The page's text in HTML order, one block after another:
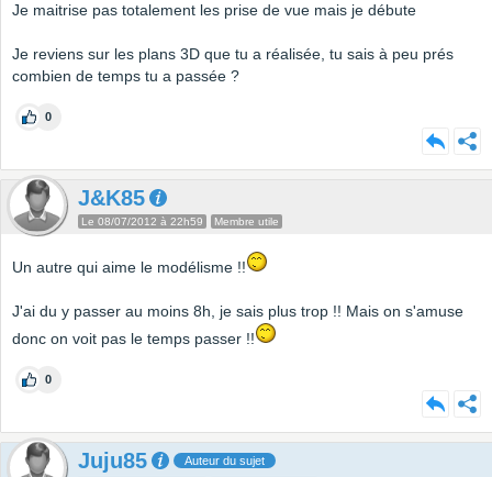
Je maitrise pas totalement les prise de vue mais je débute
Je reviens sur les plans 3D que tu a réalisée, tu sais à peu prés
combien de temps tu a passée ?
0
J&K85
Le 08/07/2012 à 22h59 Membre utile
Un autre qui aime le modélisme !!
J'ai du y passer au moins 8h, je sais plus trop !! Mais on s'amuse
donc on voit pas le temps passer !!
0
Juju85 Auteur du sujet